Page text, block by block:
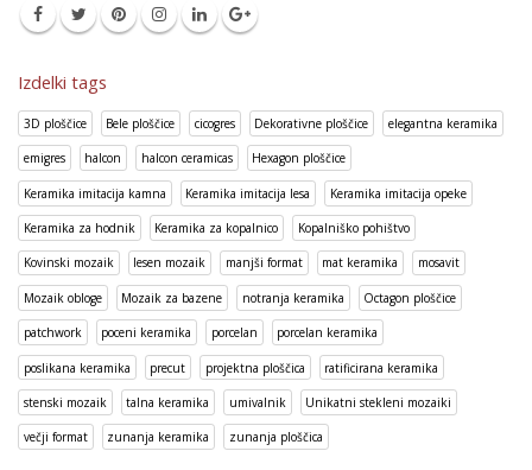
Izdelki tags
3D ploščice Bele ploščice cicogres Dekorativne ploščice elegantna keramika
emigres halcon halcon ceramicas Hexagon ploščice
Keramika imitacija kamna Keramika imitacija lesa Keramika imitacija opeke
Keramika za hodnik Keramika za kopalnico Kopalniško pohištvo
Kovinski mozaik lesen mozaik manjši format mat keramika mosavit
Mozaik obloge Mozaik za bazene notranja keramika Octagon ploščice
patchwork poceni keramika porcelan porcelan keramika
poslikana keramika precut projektna ploščica ratificirana keramika
stenski mozaik talna keramika umivalnik Unikatni stekleni mozaiki
večji format zunanja keramika zunanja ploščica